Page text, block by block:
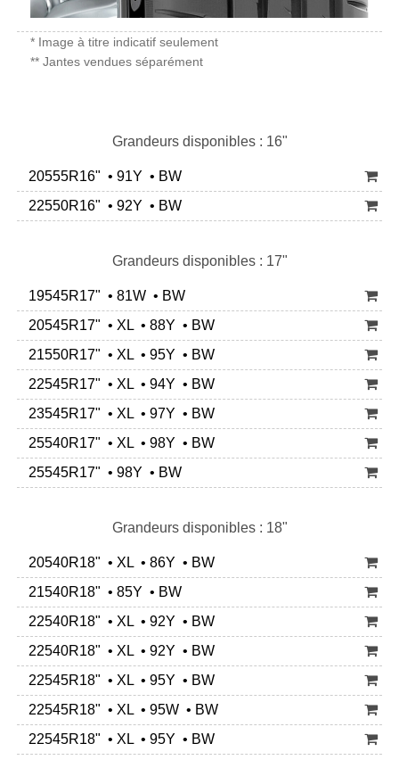
* Image à titre indicatif seulement
** Jantes vendues séparément
Grandeurs disponibles : 16"
20555R16" • 91Y • BW
22550R16" • 92Y • BW
Grandeurs disponibles : 17"
19545R17" • 81W • BW
20545R17" • XL • 88Y • BW
21550R17" • XL • 95Y • BW
22545R17" • XL • 94Y • BW
23545R17" • XL • 97Y • BW
25540R17" • XL • 98Y • BW
25545R17" • 98Y • BW
Grandeurs disponibles : 18"
20540R18" • XL • 86Y • BW
21540R18" • 85Y • BW
22540R18" • XL • 92Y • BW
22540R18" • XL • 92Y • BW
22545R18" • XL • 95Y • BW
22545R18" • XL • 95W • BW
22545R18" • XL • 95Y • BW